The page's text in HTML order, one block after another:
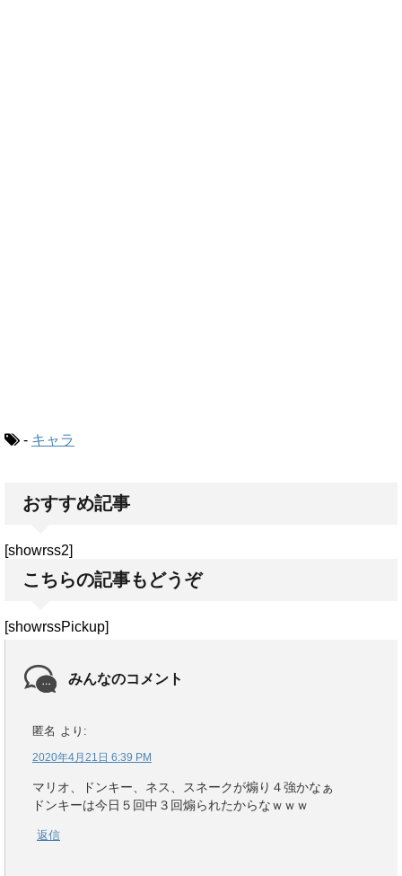
- キャラ
おすすめ記事
[showrss2]
こちらの記事もどうぞ
[showrssPickup]
みんなのコメント
匿名 より:
2020年4月21日 6:39 PM
マリオ、ドンキー、ネス、スネークが煽り４強かなぁ
ドンキーは今日５回中３回煽られたからなｗｗｗ
返信